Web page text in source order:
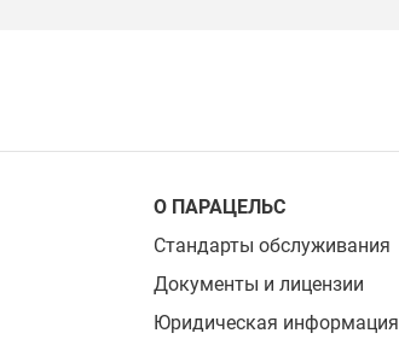
О ПАРАЦЕЛЬС
Стандарты обслуживания
Документы и лицензии
Юридическая информация